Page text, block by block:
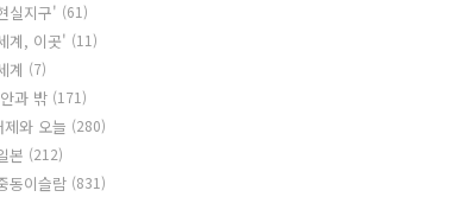
실지구' (61)
계, 이곳' (11)
계 (7)
과 밖 (171)
와 오늘 (280)
본 (212)
동이슬람 (831)